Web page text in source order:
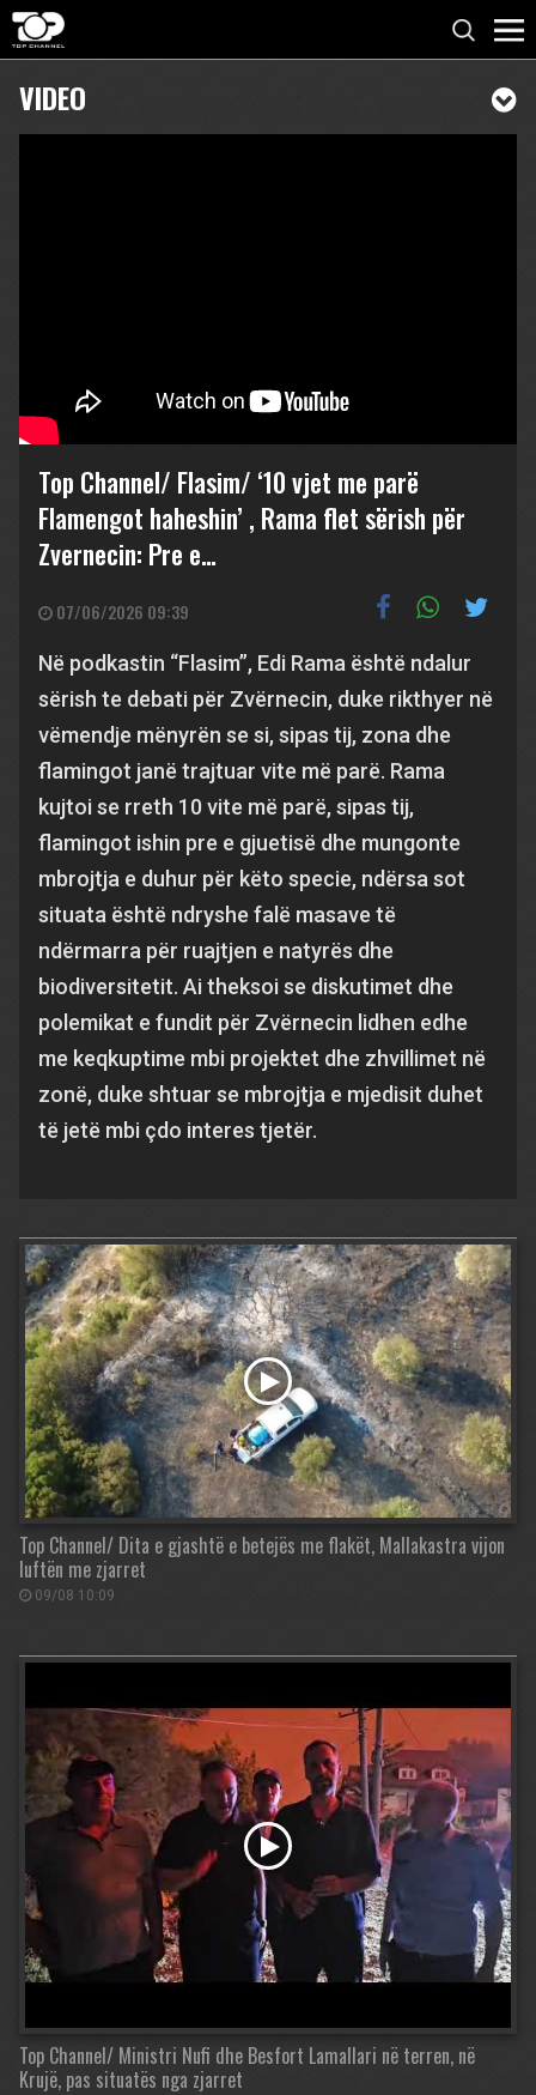
VIDEO
Top Channel/ Flasim/ ‘10 vjet me parë
Flamengot haheshin’ , Rama flet sërish për
Zvernecin: Pre e…
07/06/2026 09:39
Në podkastin “Flasim”, Edi Rama është ndalur
sërish te debati për Zvërnecin, duke rikthyer në
vëmendje mënyrën se si, sipas tij, zona dhe
flamingot janë trajtuar vite më parë. Rama
kujtoi se rreth 10 vite më parë, sipas tij,
flamingot ishin pre e gjuetisë dhe mungonte
mbrojtja e duhur për këto specie, ndërsa sot
situata është ndryshe falë masave të
ndërmarra për ruajtjen e natyrës dhe
biodiversitetit. Ai theksoi se diskutimet dhe
polemikat e fundit për Zvërnecin lidhen edhe
me keqkuptime mbi projektet dhe zhvillimet në
zonë, duke shtuar se mbrojtja e mjedisit duhet
të jetë mbi çdo interes tjetër.
Top Channel/ Dita e gjashtë e betejës me flakët, Mallakastra vijon
luftën me zjarret
09/08 10:09
Top Channel/ Ministri Nufi dhe Besfort Lamallari në terren, në
Krujë, pas situatës nga zjarret